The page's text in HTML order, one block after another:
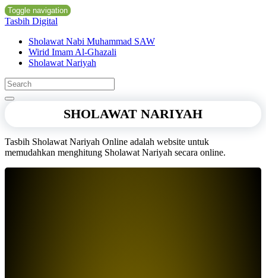
Toggle navigation
Tasbih Digital
Sholawat Nabi Muhammad SAW
Wirid Imam Al-Ghazali
Sholawat Nariyah
SHOLAWAT NARIYAH
Tasbih Sholawat Nariyah Online adalah website untuk
memudahkan menghitung Sholawat Nariyah secara online.